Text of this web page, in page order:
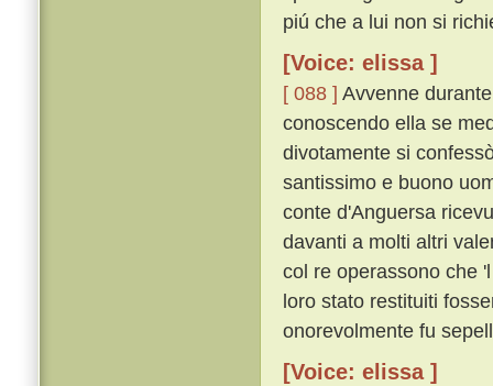
piú che a lui non si
[Voice: elissa ]
[ 088 ] Avvenne
conoscendo ella se
divotamente si
santissimo e buono
conte d'Anguersa
davanti a molti altri
col re operassono che
loro stato restituiti
onorevolmente fu
[Voice: elissa ]